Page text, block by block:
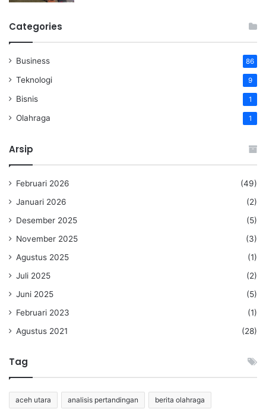
Categories
Business 86
Teknologi 9
Bisnis 1
Olahraga 1
Arsip
Februari 2026
(49)
Januari 2026
(2)
Desember 2025
(5)
November 2025
(3)
Agustus 2025
(1)
Juli 2025
(2)
Juni 2025
(5)
Februari 2023
(1)
Agustus 2021
(28)
Tag
aceh utara analisis pertandingan berita olahraga